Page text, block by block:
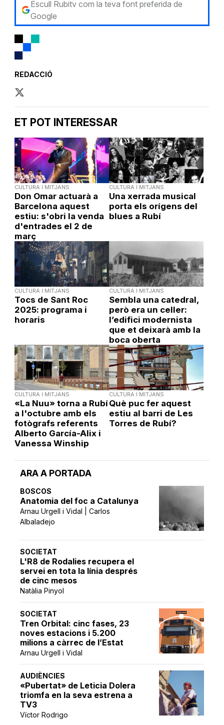
ARA A PORTADA
BOSCOS
Anatomia del foc a Catalunya
Arnau Urgell i Vidal | Carlos
Albaladejo
SOCIETAT
L'R8 de Rodalies recupera el
servei en tota la línia després
de cinc mesos
Natàlia Pinyol
SOCIETAT
Tren Orbital: cinc fases, 23
noves estacions i 5.200
milions a càrrec de l’Estat
Arnau Urgell i Vidal
AUDIÈNCIES
«Pubertat» de Leticia Dolera
triomfa en la seva estrena a
TV3
Víctor Rodrigo
Escull Rubitv com la teva font preferida de
Google
REDACCIÓ
ET POT INTERESSAR
CULTURA I MITJANS
Don Omar actuarà a
Barcelona aquest
estiu: s'obri la venda
d'entrades el 2 de
març
CULTURA I MITJANS
Una xerrada musical
porta els orígens del
blues a Rubí
CULTURA I MITJANS
Tocs de Sant Roc
2025: programa i
horaris
CULTURA I MITJANS
Sembla una catedral,
però era un celler:
l’edifici modernista
que et deixarà amb la
boca oberta
CULTURA I MITJANS
«La Nuu» torna a Rubí
a l'octubre amb els
fotògrafs referents
Alberto García-Alix i
Vanessa Winship
CULTURA I MITJANS
Què puc fer aquest
estiu al barri de Les
Torres de Rubí?